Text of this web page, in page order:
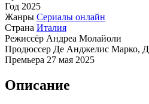
Год 2025
Жанры Сериалы онлайн
Страна Италия
Режиссёр Андреа Молайоли
Продюссер Де Анджелис Марко,
Премьера 27 мая 2025
Описание